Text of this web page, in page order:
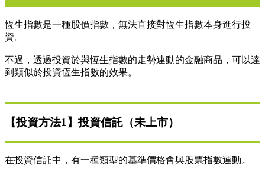
恆生指數是一種股價指數，無法直接對恆生指數本身進行投
資。
不過，透過投資於與恆生指數的走勢連動的金融商品，可以達
到類似於投資恆生指數的效果。
【投資方法1】投資信託（未上市）
在投資信託中，有一種類型的基準價格會與股票指數連動。